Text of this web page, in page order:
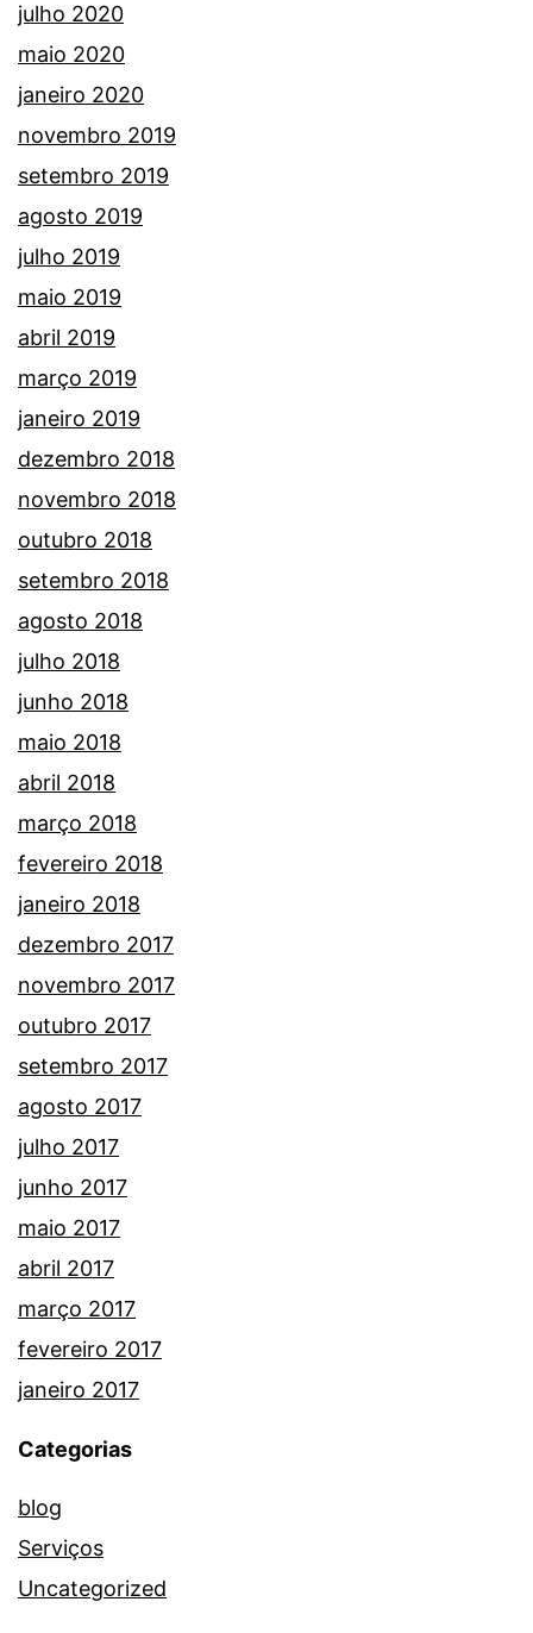
julho 2020
maio 2020
janeiro 2020
novembro 2019
setembro 2019
agosto 2019
julho 2019
maio 2019
abril 2019
março 2019
janeiro 2019
dezembro 2018
novembro 2018
outubro 2018
setembro 2018
agosto 2018
julho 2018
junho 2018
maio 2018
abril 2018
março 2018
fevereiro 2018
janeiro 2018
dezembro 2017
novembro 2017
outubro 2017
setembro 2017
agosto 2017
julho 2017
junho 2017
maio 2017
abril 2017
março 2017
fevereiro 2017
janeiro 2017
Categorias
blog
Serviços
Uncategorized